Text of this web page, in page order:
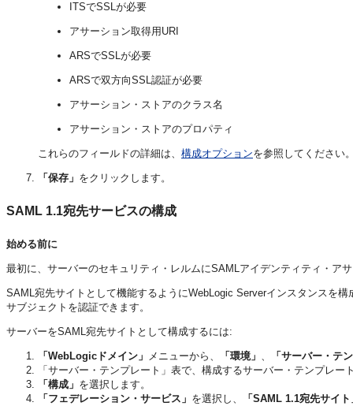
ITSでSSLが必要
アサーション取得用URI
ARSでSSLが必要
ARSで双方向SSL認証が必要
アサーション・ストアのクラス名
アサーション・ストアのプロパティ
これらのフィールドの詳細は、 構成オプションを参照してください
「保存」 をクリックします。
SAML 1.1宛先サービスの構成
始める前に
最初に、サーバーのセキュリティ・レルムにSAMLアイデンティティ・ア
SAML宛先サイトとして機能するようにWebLogic Serverインスタンスを
サブジェクトを認証できます。
サーバーをSAML宛先サイトとして構成するには:
「WebLogicドメイン」 メニューから、 「環境」 、
「サーバー・テ
「サーバー・テンプレート」表で、構成するサーバー・テンプレー
「構成」 を選択します。
「フェデレーション・サービス」 を選択し、
「SAML 1.1宛先サイト